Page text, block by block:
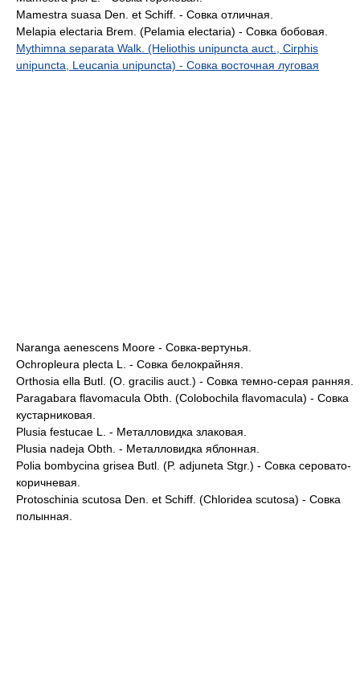
Mamestra suasa Den. et Schiff. - Совка отличная.
Melapia electaria Brem. (Pelamia electaria) - Совка бобовая.
Mythimna separata Walk. (Heliothis unipuncta auct., Cirphis
unipuncta, Leucania unipuncta) - Совка восточная луговая
Naranga aenescens Moore - Совка-вертунья.
Ochropleura plecta L. - Совка белокрайняя.
Orthosia ella Butl. (O. gracilis auct.) - Совка темно-серая ранняя.
Paragabara flavomacula Obth. (Colobochila flavomacula) - Совка
кустарниковая.
Plusia festucae L. - Металловидка злаковая.
Plusia nadeja Obth. - Металловидка яблонная.
Polia bombycina grisea Butl. (P. adjuneta Stgr.) - Совка серовато-
коричневая.
Protoschinia scutosa Den. et Schiff. (Chloridea scutosa) - Совка
полынная.